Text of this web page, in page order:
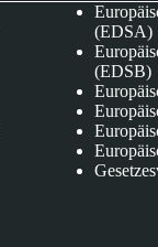
(EDSA)
(EDSB)